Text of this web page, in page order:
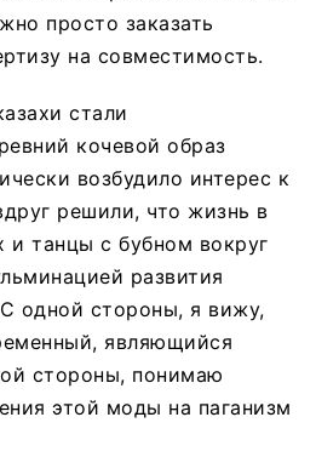
просто заказать
на совместимость.
стали
кочевой образ
возбудило интерес к
решили, что жизнь в
танцы с бубном вокруг
развития
С одной стороны, я вижу,
являющийся
стороны, понимаю
этой моды на паганизм